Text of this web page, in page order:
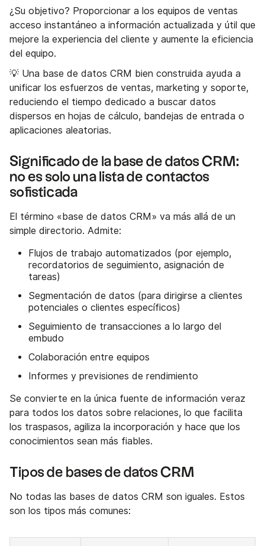
¿Su objetivo? Proporcionar a los equipos de ventas
acceso instantáneo a información actualizada y útil que
mejore la experiencia del cliente y aumente la eficiencia
del equipo.
💡 Una base de datos CRM bien construida ayuda a
unificar los esfuerzos de ventas, marketing y soporte,
reduciendo el tiempo dedicado a buscar datos
dispersos en hojas de cálculo, bandejas de entrada o
aplicaciones aleatorias.
Significado de la base de datos CRM:
no es solo una lista de contactos
sofisticada
El término «base de datos CRM» va más allá de un
simple directorio. Admite:
Flujos de trabajo automatizados (por ejemplo,
recordatorios de seguimiento, asignación de
tareas)
Segmentación de datos (para dirigirse a clientes
potenciales o clientes específicos)
Seguimiento de transacciones a lo largo del
embudo
Colaboración entre equipos
Informes y previsiones de rendimiento
Se convierte en la única fuente de información veraz
para todos los datos sobre relaciones, lo que facilita
los traspasos, agiliza la incorporación y hace que los
conocimientos sean más fiables.
Tipos de bases de datos CRM
No todas las bases de datos CRM son iguales. Estos
son los tipos más comunes: